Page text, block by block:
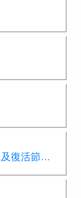
4月22日 開課前的班主任課及復活節周會